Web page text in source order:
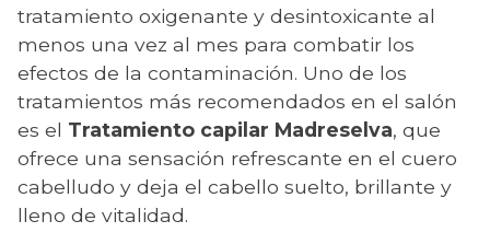
tratamiento oxigenante y desintoxicante al
menos una vez al mes para combatir los
efectos de la contaminación. Uno de los
tratamientos más recomendados en el salón
es el Tratamiento capilar Madreselva, que
ofrece una sensación refrescante en el cuero
cabelludo y deja el cabello suelto, brillante y
lleno de vitalidad.